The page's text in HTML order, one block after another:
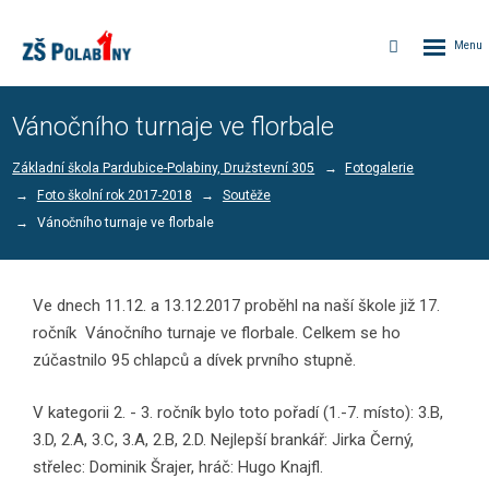
Vyhledávání
Vánočního turnaje ve florbale
Základní škola Pardubice-Polabiny, Družstevní 305
Fotogalerie
Foto školní rok 2017-2018
Soutěže
Vánočního turnaje ve florbale
Ve dnech 11.12. a 13.12.2017 proběhl na naší škole již 17.
ročník Vánočního turnaje ve florbale. Celkem se ho
zúčastnilo 95 chlapců a dívek prvního stupně.
V kategorii 2. - 3. ročník bylo toto pořadí (1.-7. místo): 3.B,
3.D, 2.A, 3.C, 3.A, 2.B, 2.D. Nejlepší brankář: Jirka Černý,
střelec: Dominik Šrajer, hráč: Hugo Knajfl.